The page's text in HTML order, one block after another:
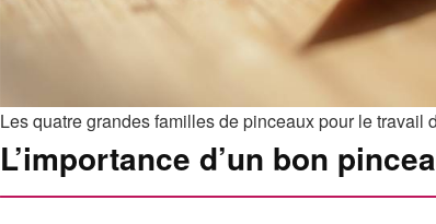
Les quatre grandes familles de pinceaux pour le travail
L’importance d’un bon